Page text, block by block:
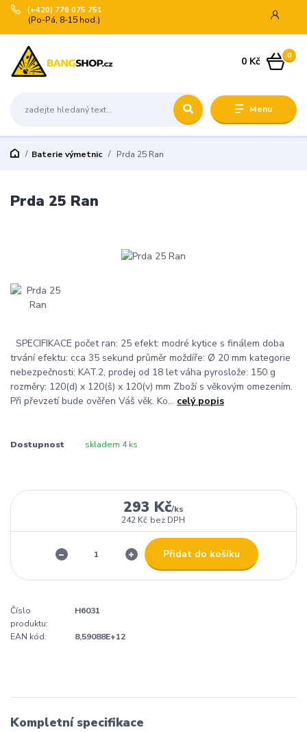
Menu
(+420) 776 075 751
(Po-Pá, 8-15 hod.)
0
0 Kč
Baterie výmetnic Prda 25 Ran
Prda 25 Ran
SPECIFIKACE počet ran: 25 efekt: modré kytice s finálem doba
trvání efektu: cca 35 sekund průměr moždíře: Ø 20 mm kategorie
nebezpečnosti: KAT.2, prodej od 18 let váha pyroslože: 150 g
rozměry: 120(d) x 120(š) x 120(v) mm Zboží s věkovým omezením.
Při převzetí bude ověřen Váš věk. Ko... celý popis
Dostupnost skladem 4 ks
293 Kč/ks
242 Kč bez DPH
Přidat do košíku
Číslo
produktu:
H6031
EAN kód: 8,59088E+12
Kompletní specifikace